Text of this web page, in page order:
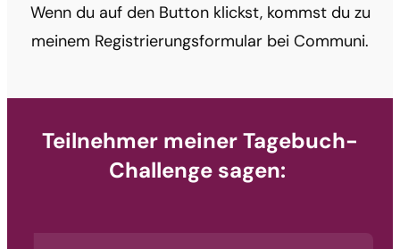
Wenn du auf den Button klickst, kommst du zu
meinem Registrierungsformular bei Communi.
Teilnehmer meiner Tagebuch-
Challenge sagen: